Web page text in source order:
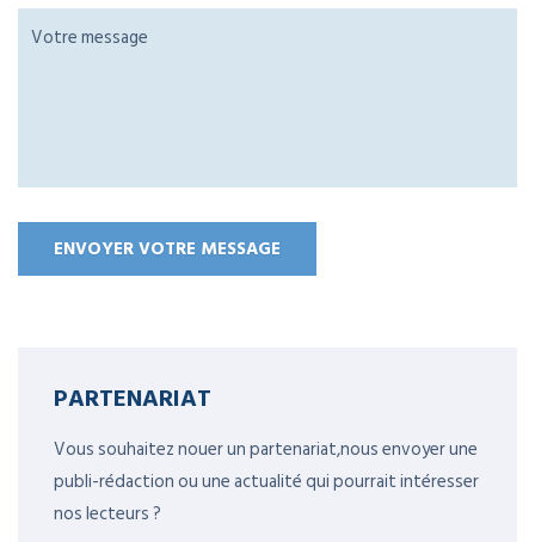
PARTENARIAT
Vous souhaitez nouer un partenariat,nous envoyer une
publi-rédaction ou une actualité qui pourrait intéresser
nos lecteurs ?